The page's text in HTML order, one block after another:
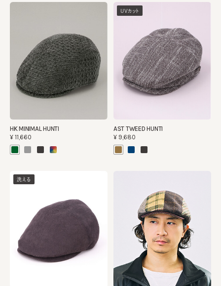
HK MINIMAL HUNTI
¥11,660
UVカット
AST TWEED HUNTI
¥9,680
洗える